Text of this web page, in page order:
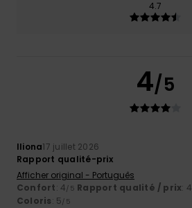
4.7
4/5
Iliona17 juillet 2026
Rapport qualité-prix
Afficher original - Português
Confort: 4/5 Rapport qualité / prix: 4
Coloris: 5/5